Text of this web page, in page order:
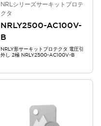
NRLシリーズサーキットプロテ
クタ
NRLY2500-AC100V-
B
NRLY形サーキットプロテクタ 電圧引
外し 2極 NRLY2500-AC100V-B